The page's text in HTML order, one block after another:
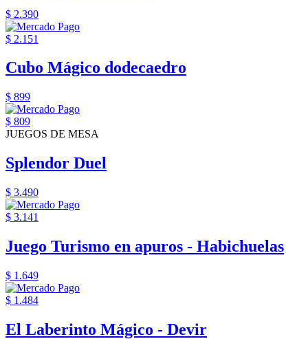
$ 2.390
$ 2.151
Cubo Mágico dodecaedro
$ 899
$ 809
JUEGOS DE MESA
Splendor Duel
$ 3.490
$ 3.141
Juego Turismo en apuros - Habichuelas
$ 1.649
$ 1.484
El Laberinto Mágico - Devir